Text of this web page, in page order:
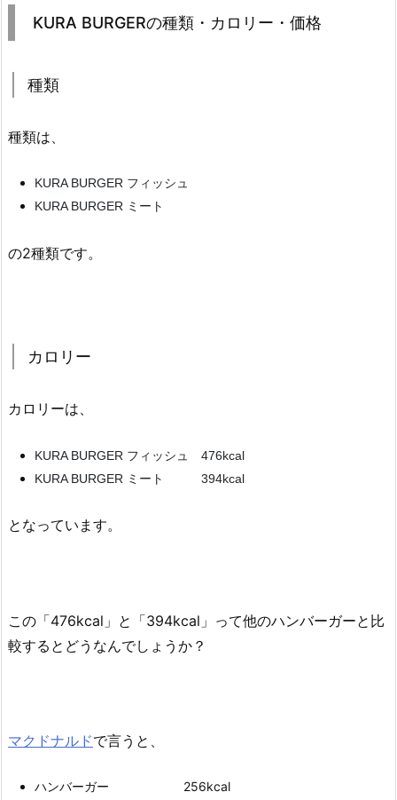
KURA BURGERの種類・カロリー・価格
種類
種類は、
KURA BURGER フィッシュ
KURA BURGER ミート
の2種類です。
カロリー
カロリーは、
KURA BURGER フィッシュ 476kcal
KURA BURGER ミート 394kcal
となっています。
この「476kcal」と「394kcal」って他のハンバーガーと比
較するとどうなんでしょうか？
マクドナルドで言うと、
ハンバーガー 256kcal